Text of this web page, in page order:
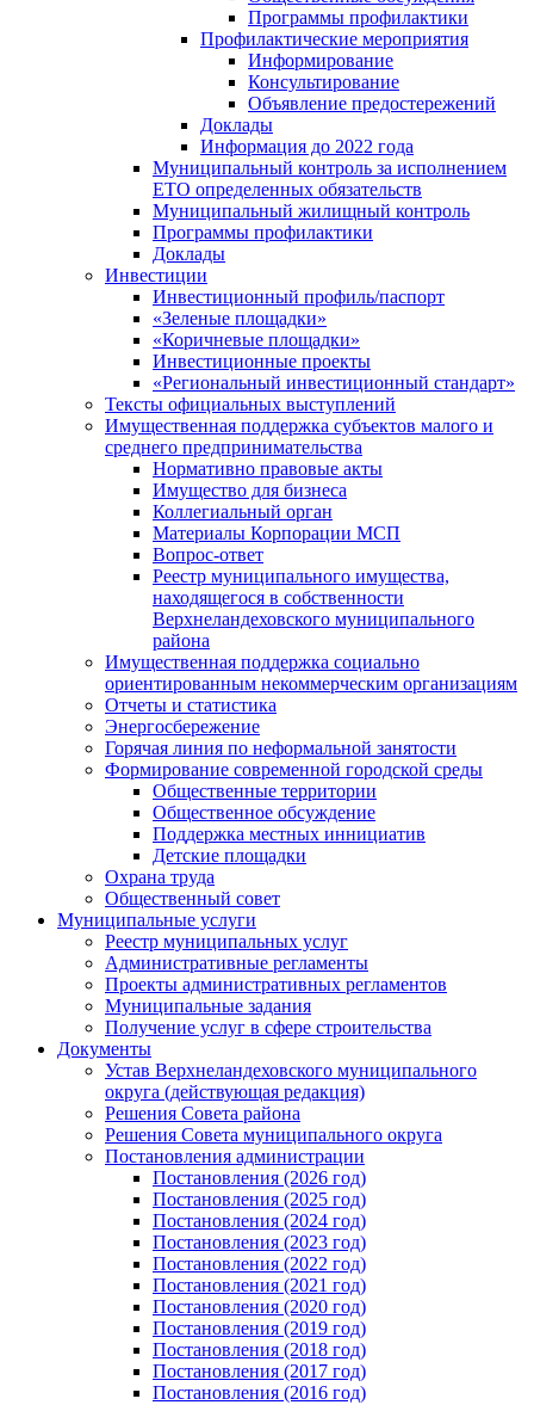
Программы профилактики
Профилактические мероприятия
Информирование
Консультирование
Объявление предостережений
Доклады
Информация до 2022 года
Муниципальный контроль за исполнением
ЕТО определенных обязательств
Муниципальный жилищный контроль
Программы профилактики
Доклады
Инвестиции
Инвестиционный профиль/паспорт
«Зеленые площадки»
«Коричневые площадки»
Инвестиционные проекты
«Региональный инвестиционный стандарт»
Тексты официальных выступлений
Имущественная поддержка субъектов малого и
среднего предпринимательства
Нормативно правовые акты
Имущество для бизнеса
Коллегиальный орган
Материалы Корпорации МСП
Вопрос-ответ
Реестр муниципального имущества,
находящегося в собственности
Верхнеландеховского муниципального
района
Имущественная поддержка социально
ориентированным некоммерческим организациям
Отчеты и статистика
Энергосбережение
Горячая линия по неформальной занятости
Формирование современной городской среды
Общественные территории
Общественное обсуждение
Поддержка местных иннициатив
Детские площадки
Охрана труда
Общественный совет
Муниципальные услуги
Реестр муниципальных услуг
Административные регламенты
Проекты административных регламентов
Муниципальные задания
Получение услуг в сфере строительства
Документы
Устав Верхнеландеховского муниципального
округа (действующая редакция)
Решения Совета района
Решения Совета муниципального округа
Постановления администрации
Постановления (2026 год)
Постановления (2025 год)
Постановления (2024 год)
Постановления (2023 год)
Постановления (2022 год)
Постановления (2021 год)
Постановления (2020 год)
Постановления (2019 год)
Постановления (2018 год)
Постановления (2017 год)
Постановления (2016 год)